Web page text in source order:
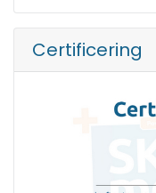
Certificering